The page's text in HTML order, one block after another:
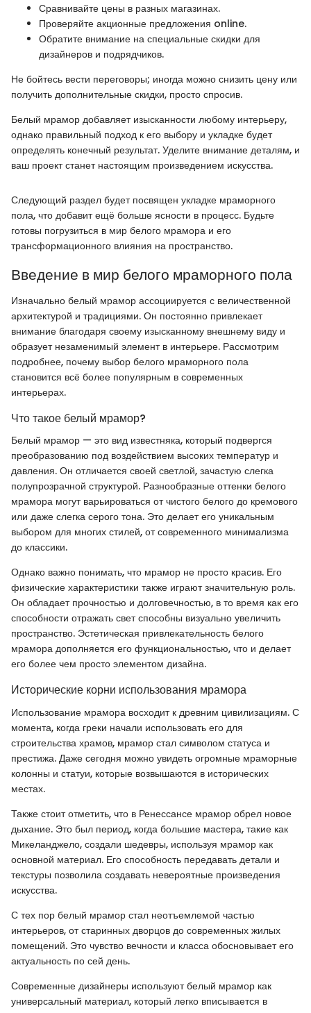
Сравнивайте цены в разных магазинах.
Проверяйте акционные предложения online.
Обратите внимание на специальные скидки для
дизайнеров и подрядчиков.
Не бойтесь вести переговоры; иногда можно снизить цену или
получить дополнительные скидки, просто спросив.
Белый мрамор добавляет изысканности любому интерьеру,
однако правильный подход к его выбору и укладке будет
определять конечный результат. Уделите внимание деталям, и
ваш проект станет настоящим произведением искусства.
Следующий раздел будет посвящен укладке мраморного
пола, что добавит ещё больше ясности в процесс. Будьте
готовы погрузиться в мир белого мрамора и его
трансформационного влияния на пространство.
Введение в мир белого мраморного пола
Изначально белый мрамор ассоциируется с величественной
архитектурой и традициями. Он постоянно привлекает
внимание благодаря своему изысканному внешнему виду и
образует незаменимый элемент в интерьере. Рассмотрим
подробнее, почему выбор белого мраморного пола
становится всё более популярным в современных
интерьерах.
Что такое белый мрамор?
Белый мрамор — это вид известняка, который подвергся
преобразованию под воздействием высоких температур и
давления. Он отличается своей светлой, зачастую слегка
полупрозрачной структурой. Разнообразные оттенки белого
мрамора могут варьироваться от чистого белого до кремового
или даже слегка серого тона. Это делает его уникальным
выбором для многих стилей, от современного минимализма
до классики.
Однако важно понимать, что мрамор не просто красив. Его
физические характеристики также играют значительную роль.
Он обладает прочностью и долговечностью, в то время как его
способности отражать свет способны визуально увеличить
пространство. Эстетическая привлекательность белого
мрамора дополняется его функциональностью, что и делает
его более чем просто элементом дизайна.
Исторические корни использования мрамора
Использование мрамора восходит к древним цивилизациям. С
момента, когда греки начали использовать его для
строительства храмов, мрамор стал символом статуса и
престижа. Даже сегодня можно увидеть огромные мраморные
колонны и статуи, которые возвышаются в исторических
местах.
Также стоит отметить, что в Ренессансе мрамор обрел новое
дыхание. Это был период, когда большие мастера, такие как
Микеланджело, создали шедевры, используя мрамор как
основной материал. Его способность передавать детали и
текстуры позволила создавать невероятные произведения
искусства.
С тех пор белый мрамор стал неотъемлемой частью
интерьеров, от старинных дворцов до современных жилых
помещений. Это чувство вечности и класса обосновывает его
актуальность по сей день.
Современные дизайнеры используют белый мрамор как
универсальный материал, который легко вписывается в